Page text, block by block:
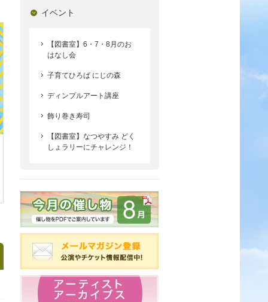
イベント
【図書室】6・7・8月のお
はなし会
子育てひろば にじの森
ディンプルアート講座
飾り巻き寿司
【図書室】なつやすみ どく
しょラリーにチャレンジ！